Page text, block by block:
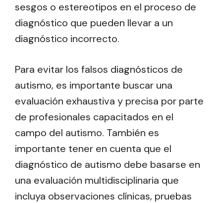
sesgos o estereotipos en el proceso de
diagnóstico que pueden llevar a un
diagnóstico incorrecto.
Para evitar los falsos diagnósticos de
autismo, es importante buscar una
evaluación exhaustiva y precisa por parte
de profesionales capacitados en el
campo del autismo. También es
importante tener en cuenta que el
diagnóstico de autismo debe basarse en
una evaluación multidisciplinaria que
incluya observaciones clínicas, pruebas